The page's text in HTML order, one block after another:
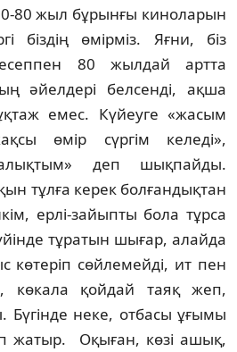
80 жыл бұрынғы ки­ноларын
біздің өмір­міз. Яғни, біз
80 жылдай артта
әйелдері белсенді, ақша
емес. Күйеуге «жасым
өмір сүргім келеді»,
деп шықпайды.
тұл­ға керек болғандықтан
ерлі-зайыпты бола тұрса
тұратын шығар, алайда
көтеріп сөйлемейді, ит пен
көкала қойдай таяқ жеп,
Бүгінде неке, отбасы ұғымы
жатыр. Оқыған, көзі ашық,